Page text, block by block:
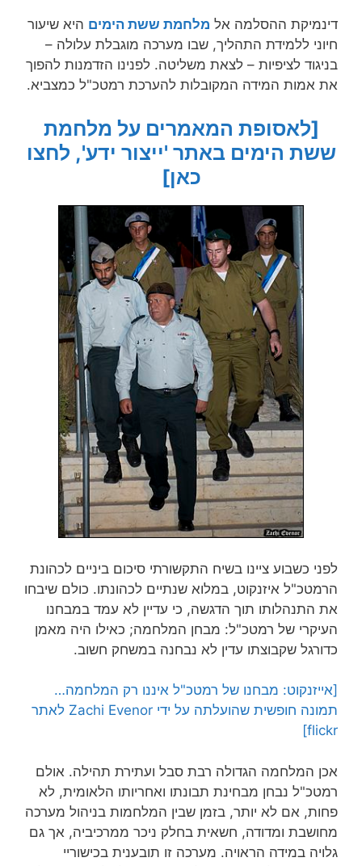
דינמיקת ההסלמה אל מלחמת ששת הימים היא שיעור
חיוני ללמידת התהליך, שבו מערכה מוגבלת עלולה –
בניגוד לציפיות – לצאת משליטה. לפנינו הזדמנות להפוך
את אמות המידה המקובלות להערכת רמטכ"ל כמצביא.
[לאסופת המאמרים על מלחמת
ששת הימים באתר 'ייצור ידע', לחצו
כאן]
לפני כשבוע ציינו בשיח התקשורתי סיכום ביניים לכהונת
הרמטכ"ל איזנקוט, במלוא שנתיים לכהונתו. כולם שיבחו
את התנהלותו תוך הדגשה, כי עדיין לא עמד במבחנו
העיקרי של רמטכ"ל: מבחן המלחמה; כאילו היה מאמן
כדורגל שקבוצתו עדין לא נבחנה במשחק חשוב.
[אייזנקוט: מבחנו של רמטכ"ל איננו רק המלחמה…
תמונה חופשית שהועלתה על ידי Zachi Evenor לאתר
flickr]
אכן המלחמה הגדולה רבת סבל ועתירת תהילה. אולם
רמטכ"ל נבחן מבחינת תבונתו ואחריותו הלאומית, לא
פחות, אם לא יותר, בזמן שבין המלחמות בניהול מערכה
מחושבת ומדודה, חשאית בחלק ניכר ממרכיביה, אך גם
גלויה במידה הראויה. מערכה זו תובענית בכישוריי